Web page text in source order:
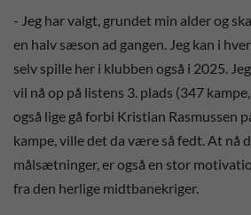
- Jeg har valgt, grundet min alder og
en halv sæson ad gangen. Jeg kan i
selv spille her i klubben også i 2025.
vil nå op på listens 3. plads (347
også lige gå forbi Kristian Rasmussen
kampe, ville det da være så fedt. At nå
målsætninger, er også en stor
fra den herlige midtbanekriger.